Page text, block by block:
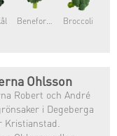
Beneforte® Broccoli
Ohlsson
Robert och André
i Degeberga
Kristianstad.